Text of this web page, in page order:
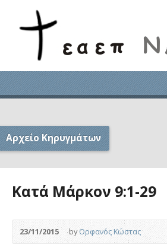
Αρχείο Κηρυγμάτων
Κατά Μάρκον 9:1-29
23/11/2015 byΟρφανός Κώστας